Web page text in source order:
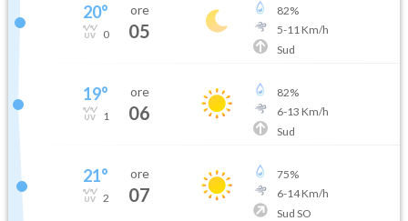
20°
0
ore
05
82%
5-11Km/h
Sud
19°
1
ore
06
82%
6-13 Km/h
Sud
21°
2
ore
07
75%
6-14Km/h
Sud SO